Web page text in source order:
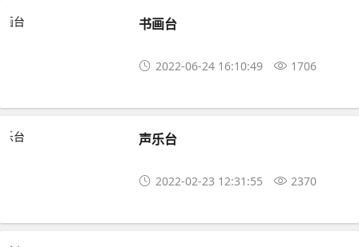
书画台
2022-06-24 16:10:49 1706
声乐台
2022-02-23 12:31:55 2370